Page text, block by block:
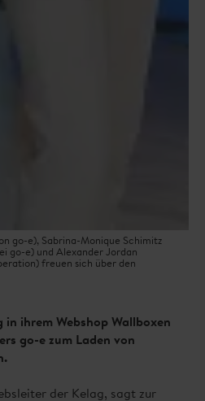
go-e), Sabrina-Monique Schimitz
go-e) und Alexander Jordan
freuen sich über den
ihrem Webshop Wallboxen
go-e zum Laden von
der Kelag, sagt zur